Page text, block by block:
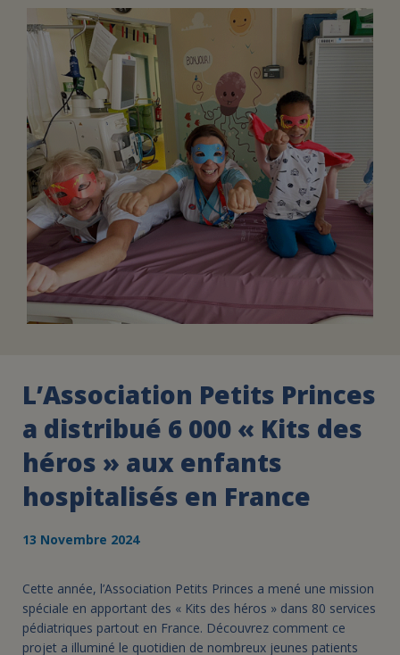
FAIRE UN DON
ASSURANCE VIE/LEGS
ESPACE PRESSE
JE DEVIENS
BÉNÉVOLE
DEVENIR
UN PETIT PRINCE
L’Association Petits Princes
a distribué 6 000 « Kits des
héros » aux enfants
hospitalisés en France
13 Novembre 2024
Cette année, l’Association Petits Princes a mené une mission
spéciale en apportant des « Kits des héros » dans 80 services
pédiatriques partout en France. Découvrez comment ce
projet a illuminé le quotidien de nombreux jeunes patients